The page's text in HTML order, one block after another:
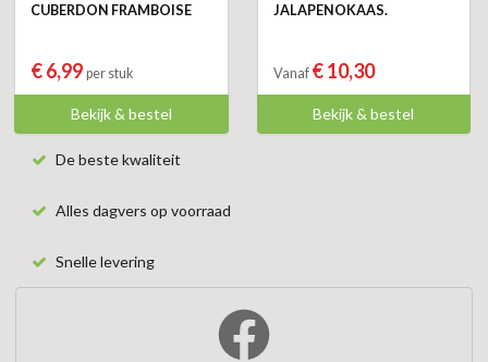
CUBERDON FRAMBOISE
€ 6,99 per stuk
Bekijk & bestel
JALAPENOKAAS.
Vanaf € 10,30
Bekijk & bestel
De beste kwaliteit
Alles dagvers op voorraad
Snelle levering